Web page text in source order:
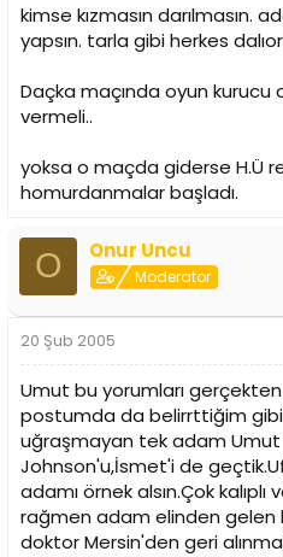
kimse kızmasın darılmasın.
yapsın. tarla gibi herkes
Daçka maçında oyun
vermeli..
yoksa o maçda giderse H.Ü
homurdanmalar başladı.
O Onur Uncu
Moderator
20 Şub 2005
Umut bu yorumları
postumda da belirrttiğim
uğraşmayan tek adam Umut
Johnson'u,İsmet'i de
adamı örnek alsın.Çok kalıplı
rağmen adam elinden gelen
doktor Mersin'den geri